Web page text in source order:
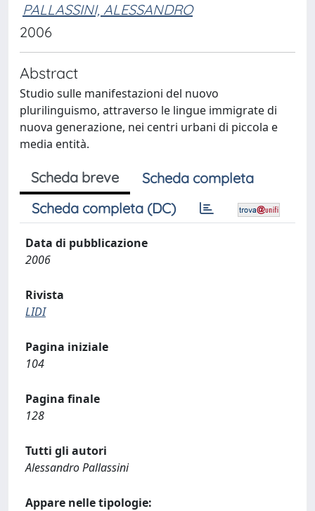
PALLASSINI, ALESSANDRO
2006
Abstract
Studio sulle manifestazioni del nuovo
plurilinguismo, attraverso le lingue immigrate di
nuova generazione, nei centri urbani di piccola e
media entità.
Scheda breve
Scheda completa
Scheda completa (DC)
Data di pubblicazione
2006
Rivista
LIDI
Pagina iniziale
104
Pagina finale
128
Tutti gli autori
Alessandro Pallassini
Appare nelle tipologie: